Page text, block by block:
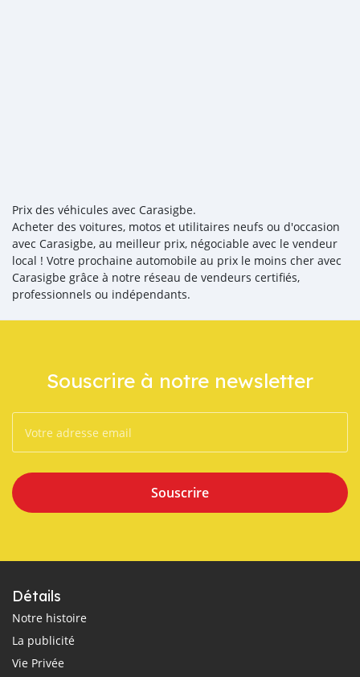
Prix des véhicules avec Carasigbe.
Acheter des voitures, motos et utilitaires neufs ou d'occasion
avec Carasigbe, au meilleur prix, négociable avec le vendeur
local ! Votre prochaine automobile au prix le moins cher avec
Carasigbe grâce à notre réseau de vendeurs certifiés,
professionnels ou indépendants.
Souscrire à notre newsletter
Souscrire
Détails
Notre histoire
La publicité
Vie Privée